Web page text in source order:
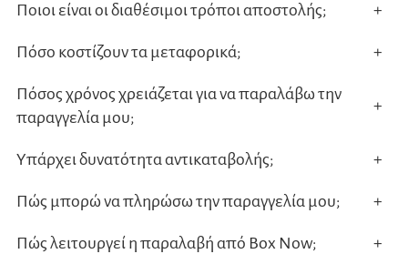
στη
του
Ποιοι είναι οι διαθέσιμοι τρόποι αποστολής; +
Πόσο κοστίζουν τα μεταφορικά; +
Πόσος χρόνος χρειάζεται για να παραλάβω την
παραγγελία μου;
+
Υπάρχει δυνατότητα αντικαταβολής; +
Πώς μπορώ να πληρώσω την παραγγελία μου; +
Πώς λειτουργεί η παραλαβή από Box Now; +